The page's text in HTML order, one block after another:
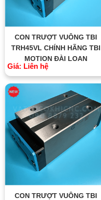
CON TRƯỢT VUÔNG TBI
TRH45VL CHÍNH HÃNG TBI
MOTION ĐÀI LOAN
Giá: Liên hệ
CON TRƯỢT VUÔNG TBI